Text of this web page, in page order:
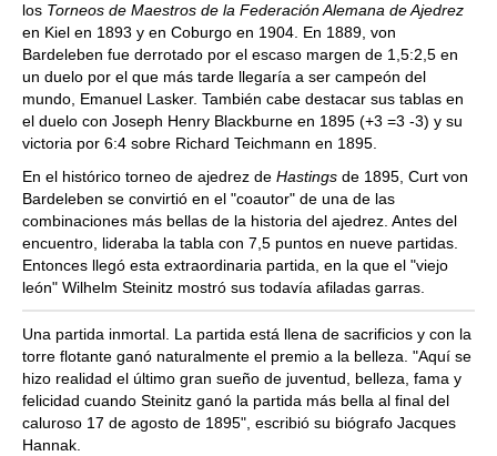
los Torneos de Maestros de la Federación Alemana de Ajedrez
en Kiel en 1893 y en Coburgo en 1904. En 1889, von
Bardeleben fue derrotado por el escaso margen de 1,5:2,5 en
un duelo por el que más tarde llegaría a ser campeón del
mundo, Emanuel Lasker. También cabe destacar sus tablas en
el duelo con Joseph Henry Blackburne en 1895 (+3 =3 -3) y su
victoria por 6:4 sobre Richard Teichmann en 1895.
En el histórico torneo de ajedrez de Hastings de 1895, Curt von
Bardeleben se convirtió en el "coautor" de una de las
combinaciones más bellas de la historia del ajedrez. Antes del
encuentro, lideraba la tabla con 7,5 puntos en nueve partidas.
Entonces llegó esta extraordinaria partida, en la que el "viejo
león" Wilhelm Steinitz mostró sus todavía afiladas garras.
Una partida inmortal. La partida está llena de sacrificios y con la
torre flotante ganó naturalmente el premio a la belleza. "Aquí se
hizo realidad el último gran sueño de juventud, belleza, fama y
felicidad cuando Steinitz ganó la partida más bella al final del
caluroso 17 de agosto de 1895", escribió su biógrafo Jacques
Hannak.